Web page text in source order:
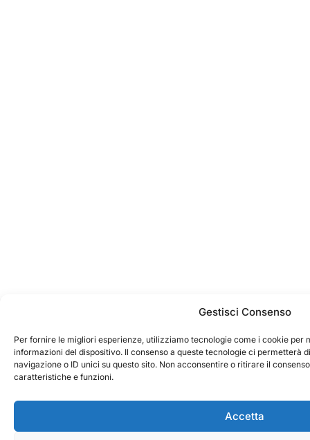
Gestisci Consenso
Per fornire le migliori esperienze, utilizziamo tecnologie come i cookie per
informazioni del dispositivo. Il consenso a queste tecnologie ci permetterà
navigazione o ID unici su questo sito. Non acconsentire o ritirare il
caratteristiche e funzioni.
Accetta